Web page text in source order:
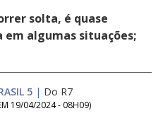
solta, é quase
em algumas situações;
5 | Do R7
19/04/2024 - 08H09)